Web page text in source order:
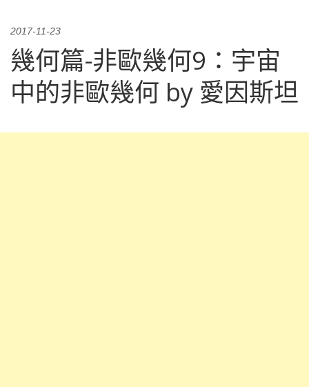
2017-11-23
幾何篇-非歐幾何9：宇宙
中的非歐幾何 by 愛因斯坦